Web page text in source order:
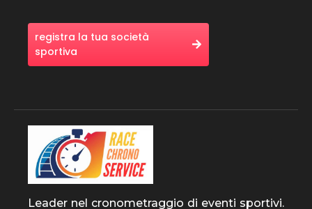
registra la tua società
sportiva
Leader nel cronometraggio di eventi sportivi.